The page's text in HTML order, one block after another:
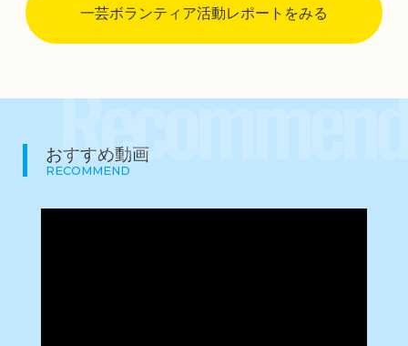
一芸ボランティア活動レポートをみる
Recommend
おすすめ動画
RECOMMEND